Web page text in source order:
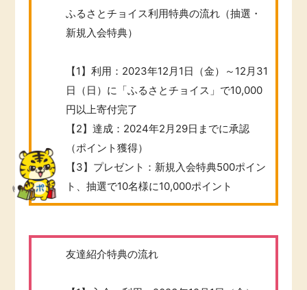
ふるさとチョイス利用特典の流れ（抽選・
新規入会特典）
【1】利用：2023年12月1日（金）～12月31
日（日）に「ふるさとチョイス」で10,000
円以上寄付完了
【2】達成：2024年2月29日までに承認
（ポイント獲得）
【3】プレゼント：新規入会特典500ポイン
ト、抽選で10名様に10,000ポイント
友達紹介特典の流れ